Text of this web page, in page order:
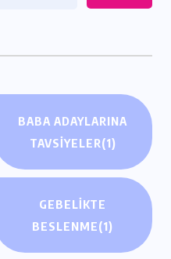
BABA ADAYLARINA
TAVSIYELER(1)
GEBELIKTE
BESLENME(1)